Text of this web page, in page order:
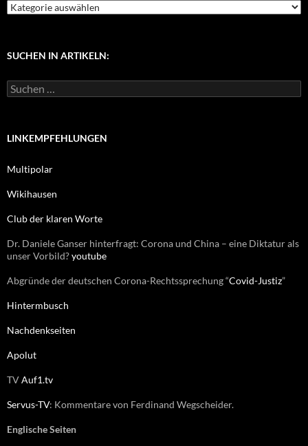
K
g
r
SUCHEN IN ARTIKELN:
S
u
e
a
h
LINKEMPFEHLUNGEN
Multipolar
Wikihausen
Club der klaren Worte
Dr. Daniele Ganser hinterfragt: Corona und China – eine Diktatur als
unser Vorbild?youtube
Abgründe der deutschen Corona-Rechtssprechung “Covid-Justiz”
Hintermbusch
Nachdenkseiten
Apolut
TVAuf1.tv
Servus-TV: Kommentare von Ferdinand Wegscheider.
Englische Seiten